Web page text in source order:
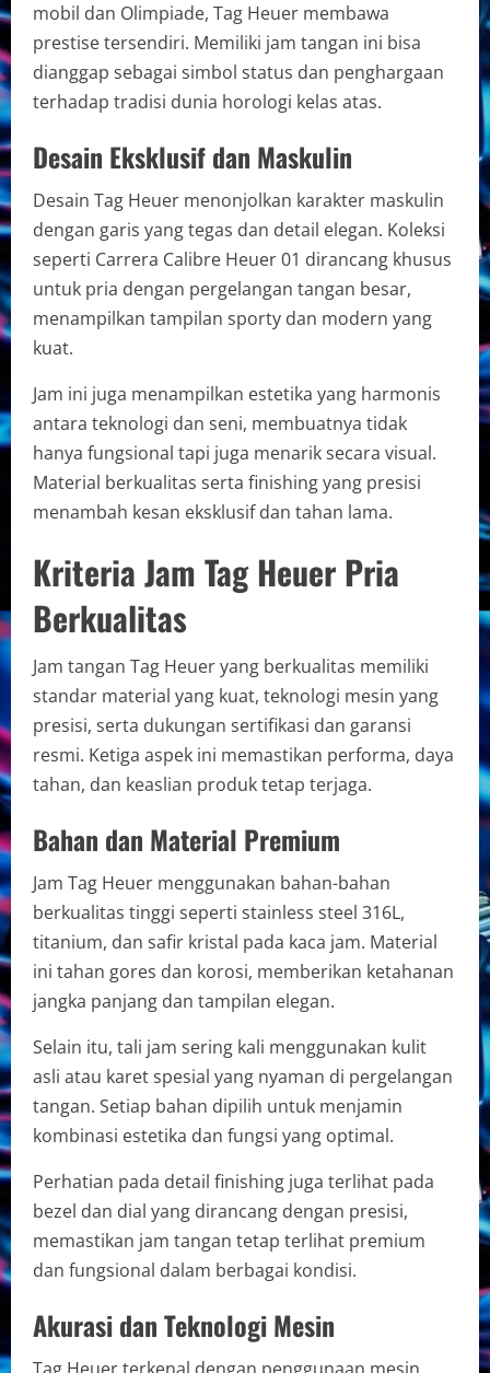
mobil dan Olimpiade, Tag Heuer membawa
prestise tersendiri. Memiliki jam tangan ini bisa
dianggap sebagai simbol status dan penghargaan
terhadap tradisi dunia horologi kelas atas.
Desain Eksklusif dan Maskulin
Desain Tag Heuer menonjolkan karakter maskulin
dengan garis yang tegas dan detail elegan. Koleksi
seperti Carrera Calibre Heuer 01 dirancang khusus
untuk pria dengan pergelangan tangan besar,
menampilkan tampilan sporty dan modern yang
kuat.
Jam ini juga menampilkan estetika yang harmonis
antara teknologi dan seni, membuatnya tidak
hanya fungsional tapi juga menarik secara visual.
Material berkualitas serta finishing yang presisi
menambah kesan eksklusif dan tahan lama.
Kriteria Jam Tag Heuer Pria
Berkualitas
Jam tangan Tag Heuer yang berkualitas memiliki
standar material yang kuat, teknologi mesin yang
presisi, serta dukungan sertifikasi dan garansi
resmi. Ketiga aspek ini memastikan performa, daya
tahan, dan keaslian produk tetap terjaga.
Bahan dan Material Premium
Jam Tag Heuer menggunakan bahan-bahan
berkualitas tinggi seperti stainless steel 316L,
titanium, dan safir kristal pada kaca jam. Material
ini tahan gores dan korosi, memberikan ketahanan
jangka panjang dan tampilan elegan.
Selain itu, tali jam sering kali menggunakan kulit
asli atau karet spesial yang nyaman di pergelangan
tangan. Setiap bahan dipilih untuk menjamin
kombinasi estetika dan fungsi yang optimal.
Perhatian pada detail finishing juga terlihat pada
bezel dan dial yang dirancang dengan presisi,
memastikan jam tangan tetap terlihat premium
dan fungsional dalam berbagai kondisi.
Akurasi dan Teknologi Mesin